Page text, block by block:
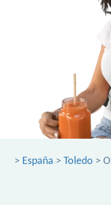
> España > Toledo >